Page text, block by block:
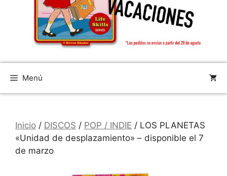
Menú
Inicio / DISCOS / POP / INDIE / LOS PLANETAS
«Unidad de desplazamiento» – disponible el 7
de marzo